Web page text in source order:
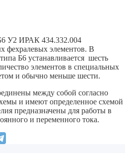
У2 ИРАК 434.332.004
фехралевых элементов. В
Б6 устанавливается шесть
элементов в специальных
и обычно меньше шести.
между собой согласно
и имеют определенное схемой
предназначены для работы в
и переменного тока.